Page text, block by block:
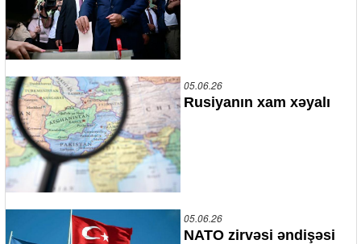
05.06.26
Rusiyanın xam xəyalı
05.06.26
NATO zirvəsi əndişəsi